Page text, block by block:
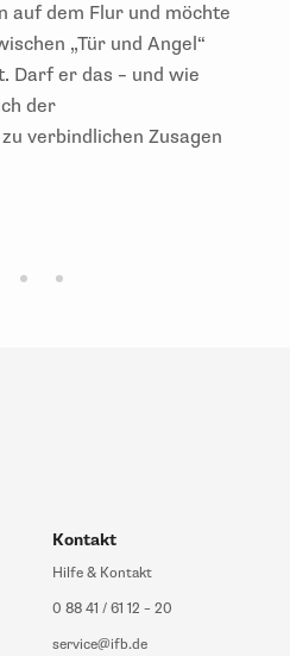
auf dem Flur und möchte
„Tür und Angel“
Darf er das – und wie
der
verbindlichen Zusagen
Kontakt
Hilfe & Kontakt
0 88 41 / 61 12 – 20
service@ifb.de